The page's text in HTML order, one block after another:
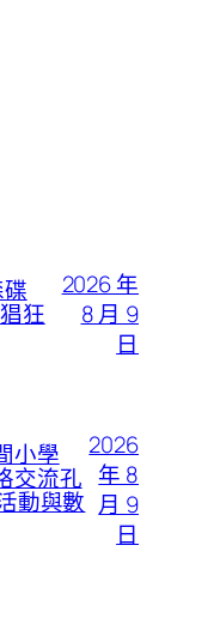
狂
2026 年
8 月 9
日
小學
交流孔
動與數
2026
年 8
月 9
日